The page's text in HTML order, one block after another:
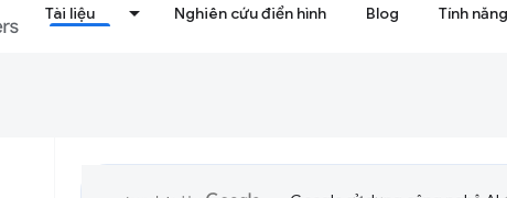
Tài liệu Nghiên cứu điển hình Blog Tính